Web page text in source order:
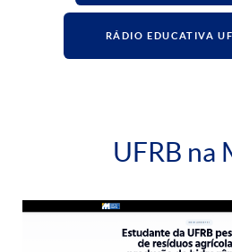
RÁDIO EDUCATIVA
UFRB na